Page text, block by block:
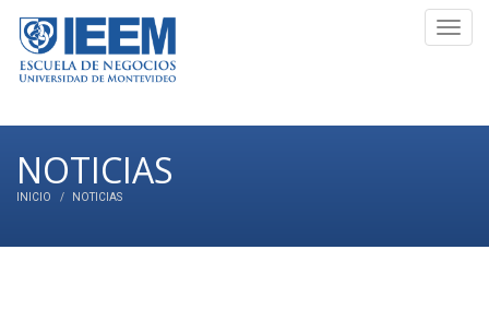
NOTICIAS
INICIO NOTICIAS